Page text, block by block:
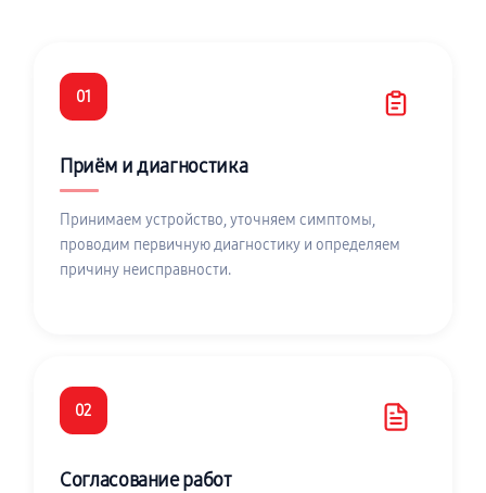
01
Приём и диагностика
Принимаем устройство, уточняем симптомы,
проводим первичную диагностику и определяем
причину неисправности.
02
Согласование работ